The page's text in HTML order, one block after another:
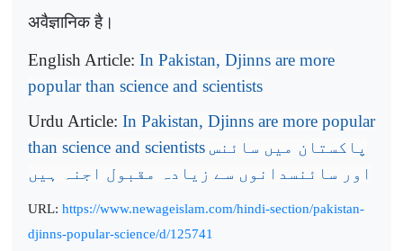
अवैज्ञानिक है।
English Article: In Pakistan, Djinns are more
popular than science and scientists
Urdu Article: In Pakistan, Djinns are more popular
than science and scientists پاکستان میں سائنس
اور سائنسدانوں سے زیادہ مقبول اجنہ ہیں
URL: https://www.newageislam.com/hindi-section/pakistan-
djinns-popular-science/d/125741